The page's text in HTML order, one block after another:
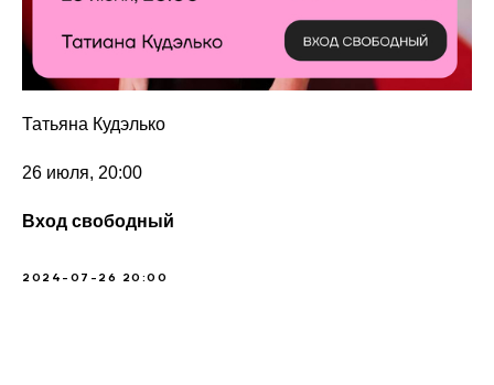
Татьяна Кудэлько
26 июля, 20:00
Вход свободный
2024-07-26 20:00